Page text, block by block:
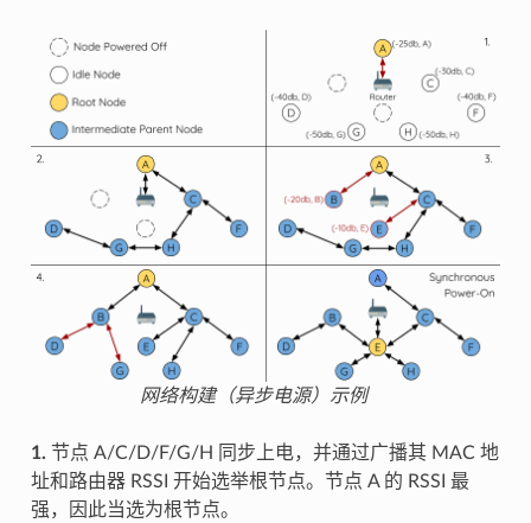
网络构建（异步电源）示例
1. 节点 A/C/D/F/G/H 同步上电，并通过广播其 MAC 地
址和路由器 RSSI 开始选举根节点。节点 A 的 RSSI 最
强，因此当选为根节点。